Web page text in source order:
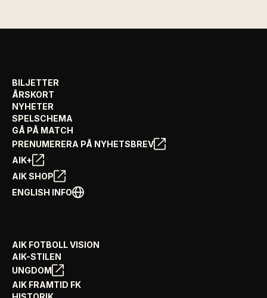
BILJETTER
ÅRSKORT
NYHETER
SPELSCHEMA
GÅ PÅ MATCH
PRENUMERERA PÅ NYHETSBREV
AIK+
AIK SHOP
ENGLISH INFO
AIK FOTBOLL VISION
AIK-STILEN
UNGDOM
AIK FRAMTID FK